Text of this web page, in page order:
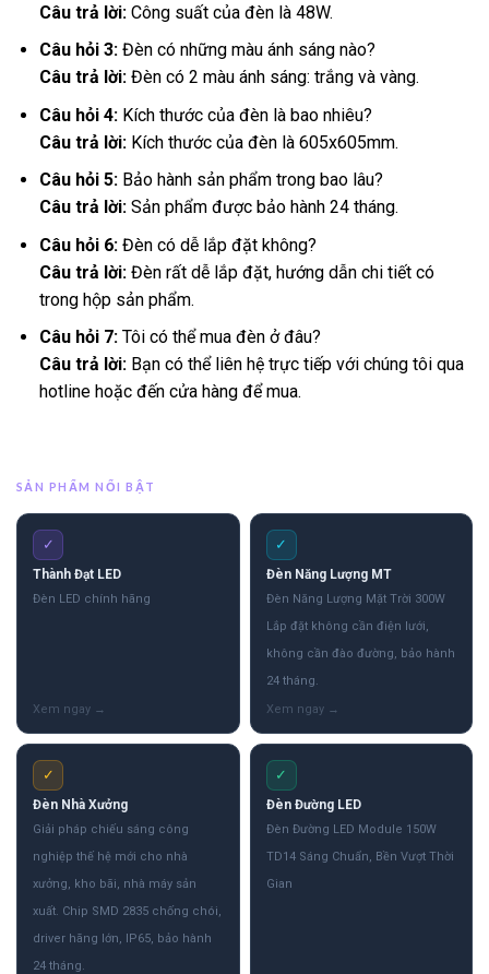
Câu trả lời:Công suất của đèn là 48W.
Câu hỏi 3:Đèn có những màu ánh sáng nào?
Câu trả lời:Đèn có 2 màu ánh sáng: trắng và vàng.
Câu hỏi 4:Kích thước của đèn là bao nhiêu?
Câu trả lời:Kích thước của đèn là 605x605mm.
Câu hỏi 5:Bảo hành sản phẩm trong bao lâu?
Câu trả lời:Sản phẩm được bảo hành 24 tháng.
Câu hỏi 6:Đèn có dễ lắp đặt không?
Câu trả lời:Đèn rất dễ lắp đặt, hướng dẫn chi tiết có
trong hộp sản phẩm.
Câu hỏi 7:Tôi có thể mua đèn ở đâu?
Câu trả lời:Bạn có thể liên hệ trực tiếp với chúng tôi qua
hotline hoặc đến cửa hàng để mua.
SẢN PHẨM NỔI BẬT
✓
Thành Đạt LED
Đèn LED chính hãng
✓
Đèn Năng Lượng MT
Đèn Năng Lượng Mặt Trời 300W
Lắp đặt không cần điện lưới,
không cần đào đường, bảo hành
24 tháng.
✓
Đèn Nhà Xưởng
Giải pháp chiếu sáng công
nghiệp thế hệ mới cho nhà
xưởng, kho bãi, nhà máy sản
xuất. Chip SMD 2835 chống chói,
driver hãng lớn, IP65, bảo hành
24 tháng.
✓
Đèn Đường LED
Đèn Đường LED Module 150W
TD14 Sáng Chuẩn, Bền Vượt Thời
Gian